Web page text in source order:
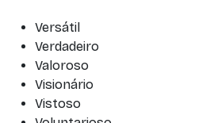
Versátil
Verdadeiro
Valoroso
Visionário
Vistoso